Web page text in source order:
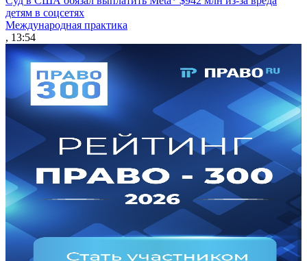
детям в соцсетях
Международная практика
, 13:54